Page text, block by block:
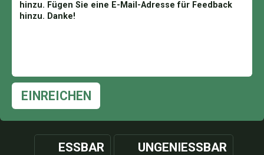
EINREICHEN
ESSBAR UNGENIESSBAR